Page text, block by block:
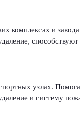
комплексах и
узлах.
и систему